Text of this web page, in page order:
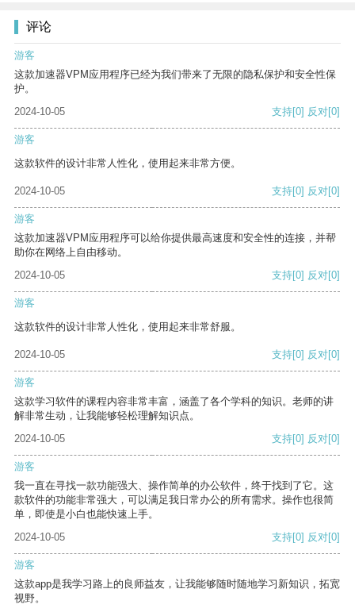
评论
游客
这款加速器VPM应用程序已经为我们带来了无限的隐私保护和安全性保
护。
2024-10-05
支持[0] 反对[0]
游客
这款软件的设计非常人性化，使用起来非常方便。
2024-10-05 支持[0] 反对[0]
游客
这款加速器VPM应用程序可以给你提供最高速度和安全性的连接，并帮
助你在网络上自由移动。
2024-10-05
支持[0] 反对[0]
游客
这款软件的设计非常人性化，使用起来非常舒服。
2024-10-05 支持[0] 反对[0]
游客
这款学习软件的课程内容非常丰富，涵盖了各个学科的知识。老师的讲
解非常生动，让我能够轻松理解知识点。
2024-10-05
支持[0] 反对[0]
游客
我一直在寻找一款功能强大、操作简单的办公软件，终于找到了它。这
款软件的功能非常强大，可以满足我日常办公的所有需求。操作也很简
单，即使是小白也能快速上手。
2024-10-05
支持[0] 反对[0]
游客
这款app是我学习路上的良师益友，让我能够随时随地学习新知识，拓宽
视野。